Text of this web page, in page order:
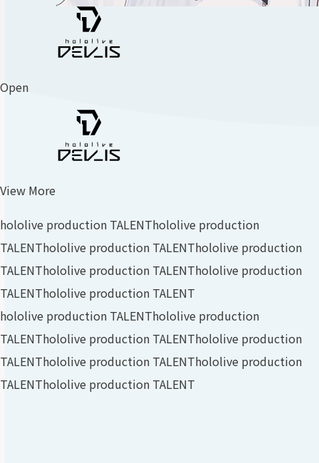
Open
View More
hololive production TALENThololive production
TALENThololive production TALENThololive production
TALENThololive production TALENThololive production
TALENThololive production TALENT
hololive production TALENThololive production
TALENThololive production TALENThololive production
TALENThololive production TALENThololive production
TALENThololive production TALENT